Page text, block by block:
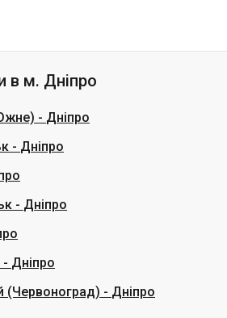
-Дніпро
-Дніпро
-Дніпро